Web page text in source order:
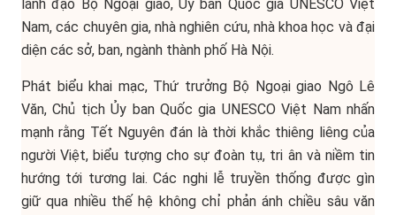
lãnh đạo Bộ Ngoại giao, Ủy ban Quốc gia UNESCO Việt
Nam, các chuyên gia, nhà nghiên cứu, nhà khoa học và đại
diện các sở, ban, ngành thành phố Hà Nội.
Phát biểu khai mạc, Thứ trưởng Bộ Ngoại giao Ngô Lê
Văn, Chủ tịch Ủy ban Quốc gia UNESCO Việt Nam nhấn
mạnh rằng Tết Nguyên đán là thời khắc thiêng liêng của
người Việt, biểu tượng cho sự đoàn tụ, tri ân và niềm tin
hướng tới tương lai. Các nghi lễ truyền thống được gìn
giữ qua nhiều thế hệ không chỉ phản ánh chiều sâu văn